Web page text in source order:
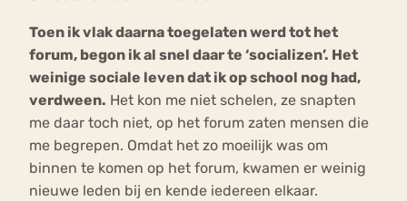
Toen ik vlak daarna toegelaten werd tot het
forum, begon ik al snel daar te ‘socializen’. Het
weinige sociale leven dat ik op school nog had,
verdween. Het kon me niet schelen, ze snapten
me daar toch niet, op het forum zaten mensen die
me begrepen. Omdat het zo moeilijk was om
binnen te komen op het forum, kwamen er weinig
nieuwe leden bij en kende iedereen elkaar.